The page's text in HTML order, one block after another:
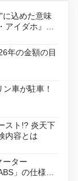
に込めた意味
イダホ』が
年の金額の目
車が駐車！
スト!? 炎天下
内容とは
ーター
」の仕様を